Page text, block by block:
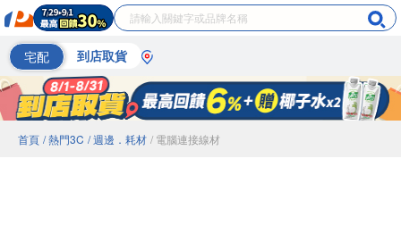
宅配 到店取貨
首頁 / 熱門3C / 週邊．耗材 / 電腦連接線材